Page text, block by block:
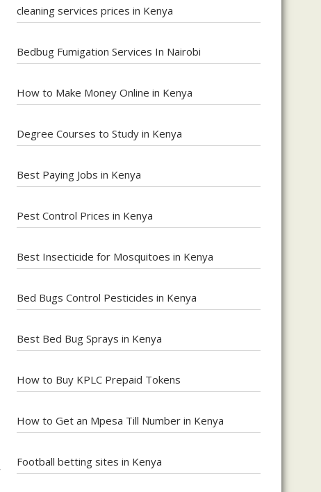
cleaning services prices in Kenya
Bedbug Fumigation Services In Nairobi
How to Make Money Online in Kenya
Degree Courses to Study in Kenya
Best Paying Jobs in Kenya
Pest Control Prices in Kenya
Best Insecticide for Mosquitoes in Kenya
Bed Bugs Control Pesticides in Kenya
Best Bed Bug Sprays in Kenya
How to Buy KPLC Prepaid Tokens
How to Get an Mpesa Till Number in Kenya
Football betting sites in Kenya